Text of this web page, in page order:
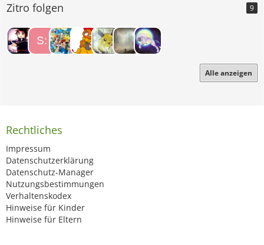
Zitro folgen 9
Alle anzeigen
Rechtliches
Impressum
Datenschutzerklärung
Datenschutz-Manager
Nutzungsbestimmungen
Verhaltenskodex
Hinweise für Kinder
Hinweise für Eltern